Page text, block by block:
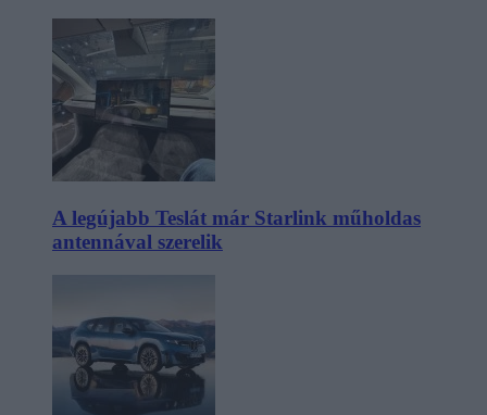
A legújabb Teslát már Starlink műholdas
antennával szerelik